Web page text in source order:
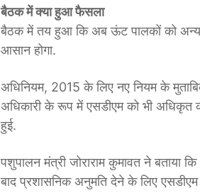
बैठक में क्या हुआ फैसला
बैठक में तय हुआ कि अब ऊंट पालकों को अन्य
आसान होगा.
अधिनियम, 2015 के लिए नए नियम के
अधिकारी के रूप में एसडीएम को भी अधिकृत
हुई.
पशुपालन मंत्री जोराराम कुमावत ने बताया
बाद प्रशासनिक अनुमति देने के लिए